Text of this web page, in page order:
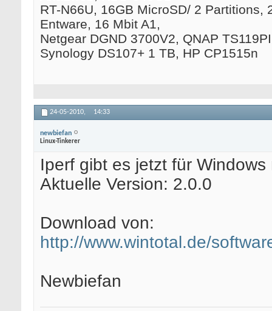
RT-N66U, 16GB MicroSD/ 2
Entware, 16 Mbit A1,
Netgear DGND 3700V2, QNAP
Synology DS107+ 1 TB, HP CP1515n
24-05-2010, 14:33
newbiefan
Linux-Tinkerer
Iperf gibt es jetzt für
Aktuelle Version: 2.0.0
Download von:
http://www.wintotal.de/
Newbiefan